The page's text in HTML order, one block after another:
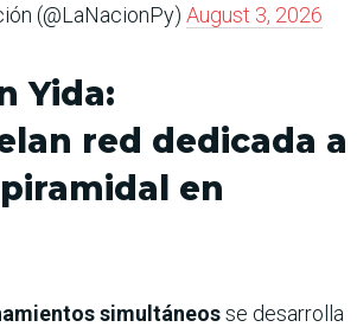
(@LaNacionPy) August 3, 2026
Yida:
red dedicada a
en
simultáneosse desarrolla